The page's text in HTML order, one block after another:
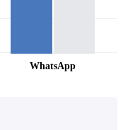
WhatsApp